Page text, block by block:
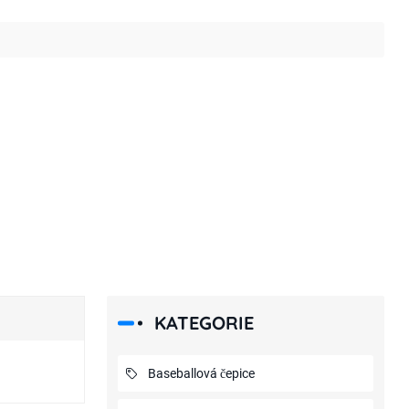
KATEGORIE
Baseballová čepice